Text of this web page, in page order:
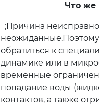
Что же
;Причина
неожиданные.Поэтому
обратиться к
динамике или в
временные
попадание воды
контактов, а также